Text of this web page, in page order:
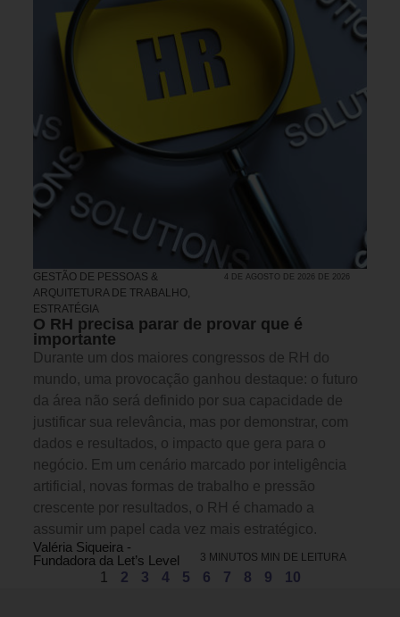
GESTÃO DE PESSOAS &
ARQUITETURA DE TRABALHO,
ESTRATÉGIA
4 DE AGOSTO DE 2026 DE 2026
O RH precisa parar de provar que é
importante
Durante um dos maiores congressos de RH do
mundo, uma provocação ganhou destaque: o futuro
da área não será definido por sua capacidade de
justificar sua relevância, mas por demonstrar, com
dados e resultados, o impacto que gera para o
negócio. Em um cenário marcado por inteligência
artificial, novas formas de trabalho e pressão
crescente por resultados, o RH é chamado a
assumir um papel cada vez mais estratégico.
Valéria Siqueira -
Fundadora da Let’s Level
3 MINUTOS MIN DE LEITURA
1 2 3 4 5 6 7 8 9 10